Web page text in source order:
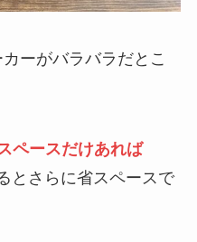
ーがバラバラだとこ
ペースだけあれば
とさらに省スペースで